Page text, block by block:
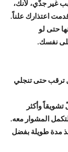
غير جدّي، لأنك،
اعتذارك علناً.
حتى لو
نفسك.
ترقب حتى تنجلي
تشويقاً وأكثر
المشوار معه.
مدة طويلة بفضل